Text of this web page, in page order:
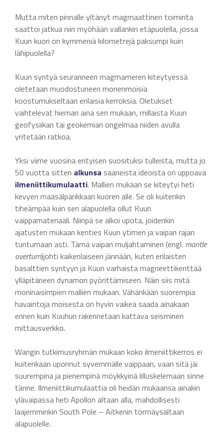
Mutta miten pinnalle yltänyt magmaattinen toiminta
saattoi jatkua niin myöhään vallankin etäpuolella, jossa
Kuun kuori on kymmeniä kilometrejä paksumpi kuin
lähipuolella?
Kuun syntyä seuranneen magmameren kiteytyessä
oletetaan muodostuneen monenmoisia
koostumukseltaan erilaisia kerroksia. Oletukset
vaihtelevat hieman aina sen mukaan, millaista Kuun
geofysiikan tai geokemian ongelmaa niiden avulla
yritetään ratkoa.
Yksi viime vuosina erityisen suosituksi tulleista, mutta jo
50 vuotta sitten alkunsa saaneista ideoista on uppoava
ilmeniittikumulaatti. Mallien mukaan se kiteytyi heti
kevyen maasälpärikkaan kuoren alle. Se oli kuitenkin
tiheämpää kuin sen alapuolella ollut Kuun
vaippamateriaali. Niinpä se alkoi upota, joidenkin
ajatusten mukaan kenties Kuun ytimen ja vaipan rajan
tuntumaan asti. Tämä vaipan muljahtaminen (engl. mantle
overturn)johti kaikenlaiseen jännään, kuten erilaisten
basalttien syntyyn ja Kuun varhaista magneettikenttää
ylläpitäneen dynamon pyörittämiseen. Näin siis mitä
moninaisimpien mallien mukaan. Vähänkään suorempia
havaintoja moisesta on hyvin vaikea saada ainakaan
ennen kuin Kuuhun rakennetaan kattava seisminen
mittausverkko.
Wangin tutkimusryhmän mukaan koko ilmeniittikerros ei
kuitenkaan uponnut syvemmälle vaippaan, vaan sitä jäi
suurempina ja pienempinä möykkyinä lilluskelemaan sinne
tänne. Ilmeniittikumulaattia oli heidän mukaansa ainakin
ylävaipassa heti Apollon altaan alla, mahdollisesti
laajemminkin South Pole – Aitkenin törmäysaltaan
alapuolelle.